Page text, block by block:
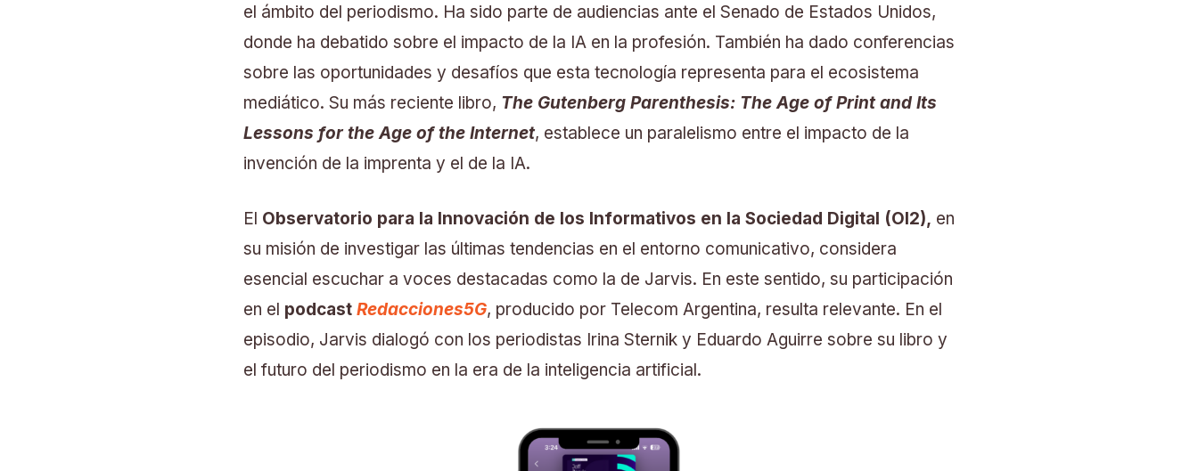
el ámbito del periodismo. Ha sido parte de audiencias ante el Senado de Estados Unidos,
donde ha debatido sobre el impacto de la IA en la profesión. También ha dado conferencias
sobre las oportunidades y desafíos que esta tecnología representa para el ecosistema
mediático. Su más reciente libro, The Gutenberg Parenthesis: The Age of Print and Its
Lessons for the Age of the Internet, establece un paralelismo entre el impacto de la
invención de la imprenta y el de la IA.
El Observatorio para la Innovación de los Informativos en la Sociedad Digital (OI2), en
su misión de investigar las últimas tendencias en el entorno comunicativo, considera
esencial escuchar a voces destacadas como la de Jarvis. En este sentido, su participación
en el podcast Redacciones5G, producido por Telecom Argentina, resulta relevante. En el
episodio, Jarvis dialogó con los periodistas Irina Sternik y Eduardo Aguirre sobre su libro y
el futuro del periodismo en la era de la inteligencia artificial.